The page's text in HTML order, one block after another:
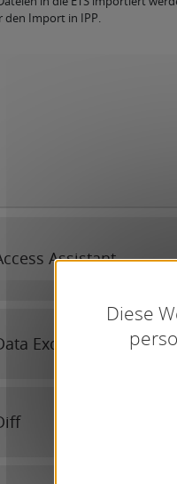
den Import in IPP.
Assistant
Exchange
Diese